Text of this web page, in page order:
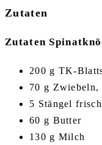
Zutaten
Zutaten
200 g TK-
70 g Zwiebeln,
5 Stängel
60 g Butter
130 g Milch